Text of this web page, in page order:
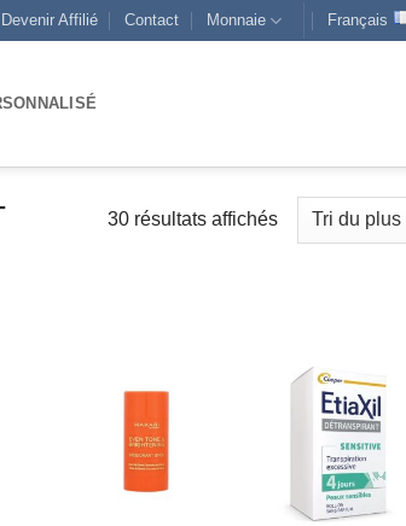
Devenir Affilié Contact Monnaie Français
30 résultats affichésTrié
du
plus
ancien
AJOUTER
À MES
FAVORIS
AJOUTER
À MES
FAVORIS